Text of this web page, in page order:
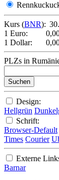
Kurs (BNR):
1 Euro:
1 Dollar:
PLZs in
Design:
Hellgrün
Schrift:
Browser-Default
Times Courier
Externe
Barnar